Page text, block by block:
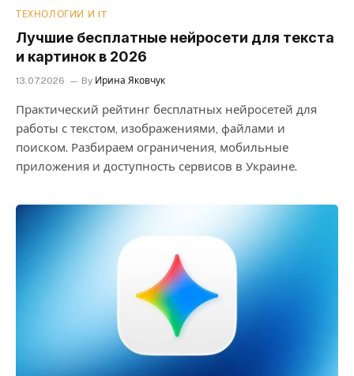
ТЕХНОЛОГИИ И IT
Лучшие бесплатные нейросети для текста
и картинок в 2026
13.07.2026 By Ирина Яковчук
Практический рейтинг бесплатных нейросетей для
работы с текстом, изображениями, файлами и
поиском. Разбираем ограничения, мобильные
приложения и доступность сервисов в Украине.